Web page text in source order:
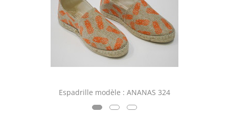
Espadrille modèle : ANANAS 324